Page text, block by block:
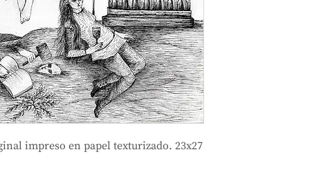
impreso en papel texturizado. 23x27